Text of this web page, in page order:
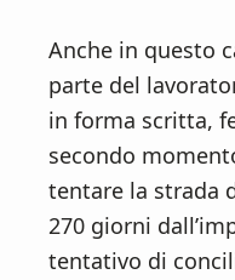
Anche in questo
parte del
in forma scritta,
secondo
tentare la strada
270 giorni
tentativo di